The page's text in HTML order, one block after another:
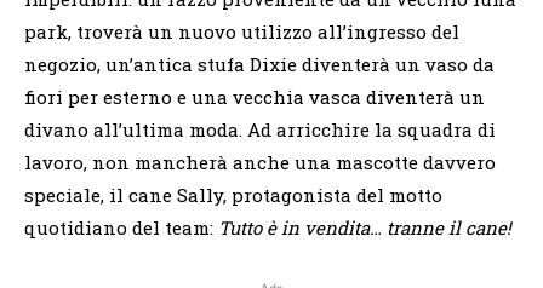
park, troverà un nuovo utilizzo all’ingresso del
negozio, un’antica stufa Dixie diventerà un vaso da
fiori per esterno e una vecchia vasca diventerà un
divano all’ultima moda. Ad arricchire la squadra di
lavoro, non mancherà anche una mascotte davvero
speciale, il cane Sally, protagonista del motto
quotidiano del team: Tutto è in vendita… tranne il cane!